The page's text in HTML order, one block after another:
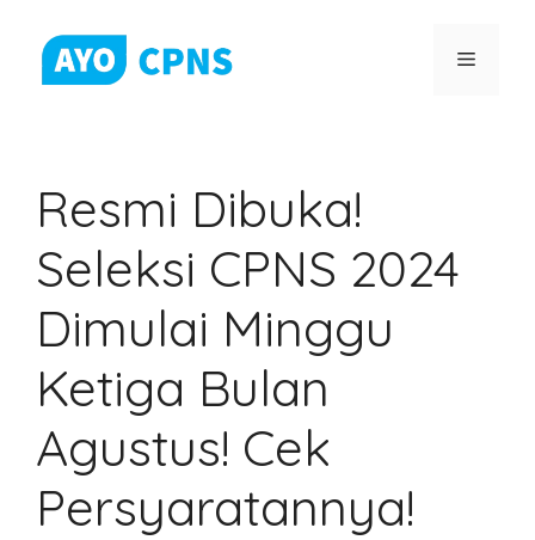
content
Menu
Resmi Dibuka!
Seleksi CPNS 2024
Dimulai Minggu
Ketiga Bulan
Agustus! Cek
Persyaratannya!